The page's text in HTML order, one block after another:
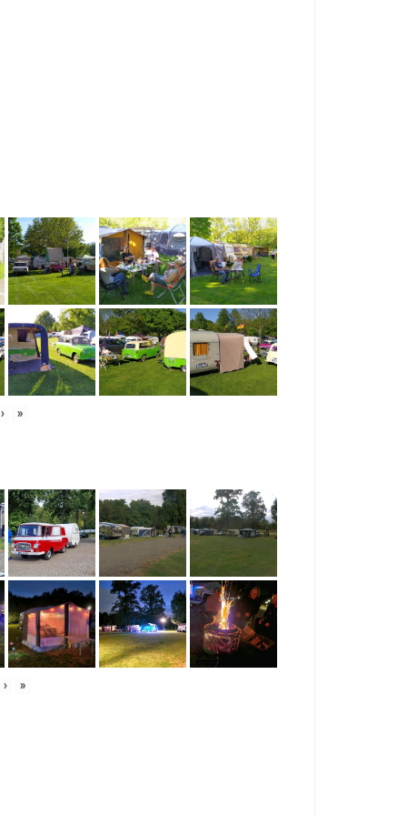
› »
› »